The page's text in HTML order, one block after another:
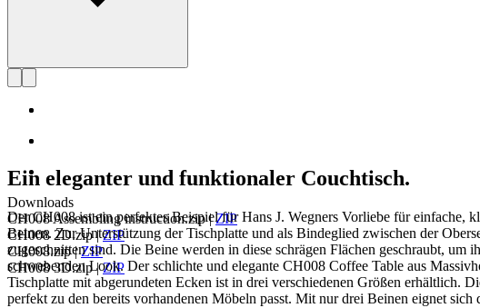
Downloads
CH008 Assembling instruction.zip|ZIP
CH008 2D.zip|ZIP
CH008.zip|ZIP
CH008 3D.zip|ZIP
Ein eleganter und funktionaler Couchtisch.
Der CH008 ist ein perfektes Beispiel für Hans J. Wegners Vorliebe für einfache,
Beinen. Zur Unterstützung der Tischplatte und als Bindeglied zwischen der
zugeschnitten sind. Die Beine werden in diese schrägen Flächen geschraubt,
schwebenden Look. Der schlichte und elegante CH008 Coffee Table aus
Tischplatte mit abgerundeten Ecken ist in drei verschiedenen Größen erhältlich.
perfekt zu den bereits vorhandenen Möbeln passt. Mit nur drei Beinen eignet